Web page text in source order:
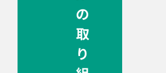
の
取
り